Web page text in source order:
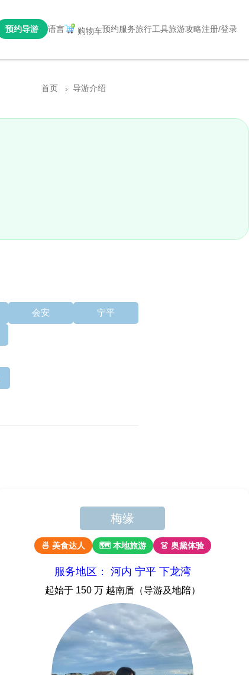
预约导游 语言 购物车预约服务旅行工具旅游攻略注册/登录
首页 导游介绍
会安 宁平
梅缘
🍜 美食达人 🗺 本地旅游 👗 奥黛体验
服务地区： 河内 宁平 下龙湾
起始于 150 万 越南盾（导游及地陪）